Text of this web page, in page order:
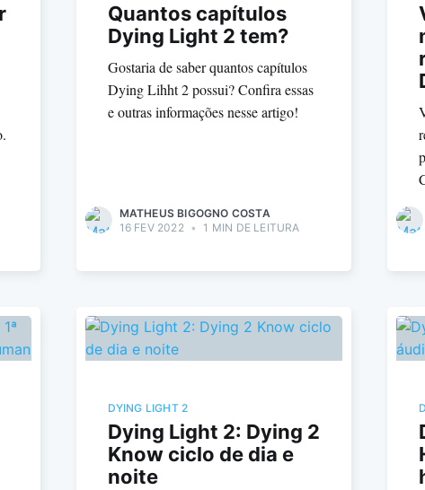
Quantos capítulos
Dying Light 2 tem?
Gostaria de saber quantos capítulos
Dying Lihht 2 possui? Confira essas
e outras informações nesse artigo!
MATHEUS BIGOGNO COSTA
16 FEV 2022 • 1 MIN DE LEITURA
DYING LIGHT 2
Dying Light 2: Dying 2
Know ciclo de dia e
noite